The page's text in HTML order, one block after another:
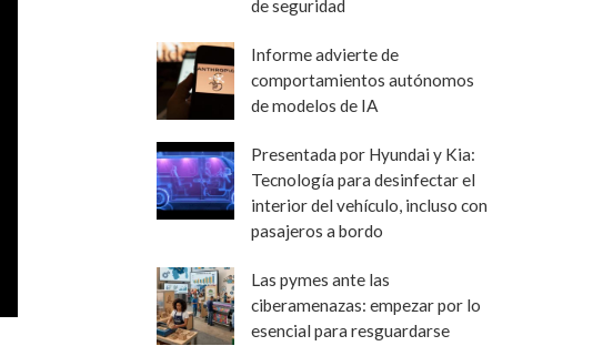
de seguridad
Informe advierte de
comportamientos autónomos
de modelos de IA
Presentada por Hyundai y Kia:
Tecnología para desinfectar el
interior del vehículo, incluso con
pasajeros a bordo
Las pymes ante las
ciberamenazas: empezar por lo
esencial para resguardarse